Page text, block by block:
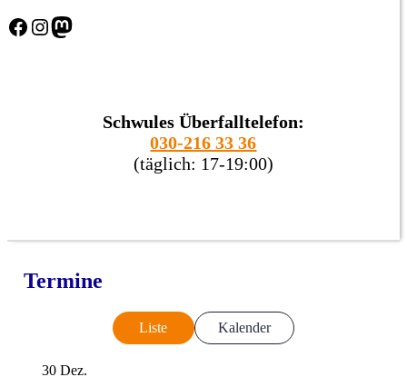
Facebook Instagram Mastodon
Schwules Überfalltelefon:
030-216 33 36
(täglich: 17-19:00)
Termine
Liste Kalender
30 Dez.